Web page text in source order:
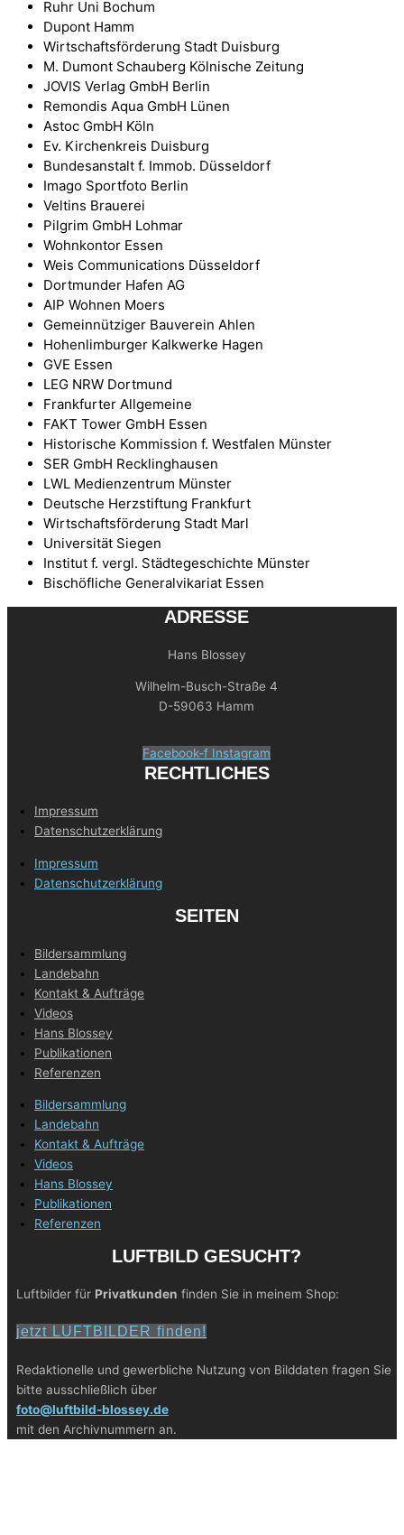
Ruhr Uni Bochum
Dupont Hamm
Wirtschaftsförderung Stadt Duisburg
M. Dumont Schauberg Kölnische Zeitung
JOVIS Verlag GmbH Berlin
Remondis Aqua GmbH Lünen
Astoc GmbH Köln
Ev. Kirchenkreis Duisburg
Bundesanstalt f. Immob. Düsseldorf
Imago Sportfoto Berlin
Veltins Brauerei
Pilgrim GmbH Lohmar
Wohnkontor Essen
Weis Communications Düsseldorf
Dortmunder Hafen AG
AIP Wohnen Moers
Gemeinnütziger Bauverein Ahlen
Hohenlimburger Kalkwerke Hagen
GVE Essen
LEG NRW Dortmund
Frankfurter Allgemeine
FAKT Tower GmbH Essen
Historische Kommission f. Westfalen Münster
SER GmbH Recklinghausen
LWL Medienzentrum Münster
Deutsche Herzstiftung Frankfurt
Wirtschaftsförderung Stadt Marl
Universität Siegen
Institut f. vergl. Städtegeschichte Münster
Bischöfliche Generalvikariat Essen
ADRESSE
Hans Blossey
Wilhelm-Busch-Straße 4
D-59063 Hamm
Facebook-f Instagram
RECHTLICHES
Impressum
Datenschutzerklärung
Impressum
Datenschutzerklärung
SEITEN
Bildersammlung
Landebahn
Kontakt & Aufträge
Videos
Hans Blossey
Publikationen
Referenzen
Bildersammlung
Landebahn
Kontakt & Aufträge
Videos
Hans Blossey
Publikationen
Referenzen
LUFTBILD GESUCHT?
Luftbilder für Privatkunden finden Sie in meinem Shop:
jetzt LUFTBILDER finden!
Redaktionelle und gewerbliche Nutzung von Bilddaten fragen Sie
bitte ausschließlich über
foto@luftbild-blossey.de
mit den Archivnummern an.